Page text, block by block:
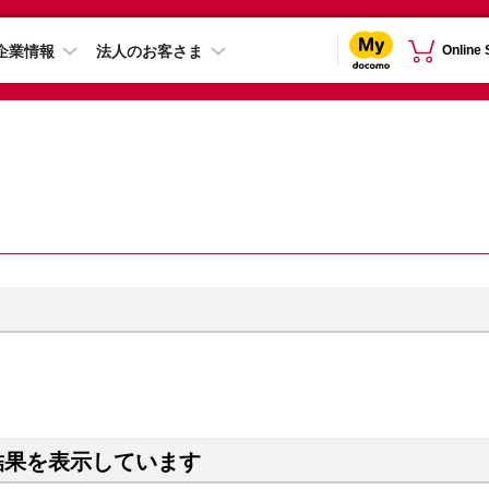
業情報 法人のお客さま Online
を表示しています